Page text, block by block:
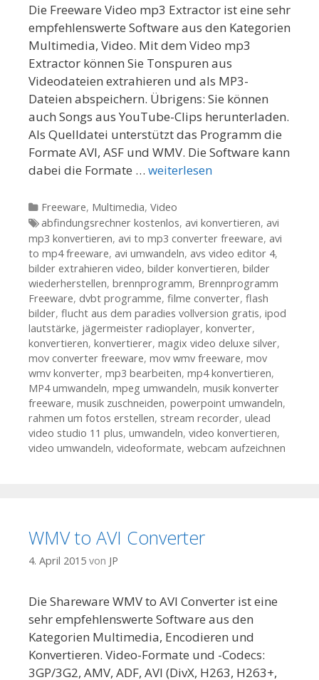
Die Freeware Video mp3 Extractor ist eine sehr
empfehlenswerte Software aus den Kategorien
Multimedia, Video. Mit dem Video mp3
Extractor können Sie Tonspuren aus
Videodateien extrahieren und als MP3-
Dateien abspeichern. Übrigens: Sie können
auch Songs aus YouTube-Clips herunterladen.
Als Quelldatei unterstützt das Programm die
Formate AVI, ASF und WMV. Die Software kann
dabei die Formate … weiterlesen
Kategorien
Freeware, Multimedia, Video
Tags
abfindungsrechner kostenlos, avi konvertieren, avi
mp3 konvertieren, avi to mp3 converter freeware, avi
to mp4 freeware, avi umwandeln, avs video editor 4,
bilder extrahieren video, bilder konvertieren, bilder
wiederherstellen, brennprogramm, Brennprogramm
Freeware, dvbt programme, filme converter, flash
bilder, flucht aus dem paradies vollversion gratis, ipod
lautstärke, jägermeister radioplayer, konverter,
konvertieren, konvertierer, magix video deluxe silver,
mov converter freeware, mov wmv freeware, mov
wmv konverter, mp3 bearbeiten, mp4 konvertieren,
MP4 umwandeln, mpeg umwandeln, musik konverter
freeware, musik zuschneiden, powerpoint umwandeln,
rahmen um fotos erstellen, stream recorder, ulead
video studio 11 plus, umwandeln, video konvertieren,
video umwandeln, videoformate, webcam aufzeichnen
WMV to AVI Converter
4. April 2015 von JP
Die Shareware WMV to AVI Converter ist eine
sehr empfehlenswerte Software aus den
Kategorien Multimedia, Encodieren und
Konvertieren. Video-Formate und -Codecs:
3GP/3G2, AMV, ADF, AVI (DivX, H263, H263+,